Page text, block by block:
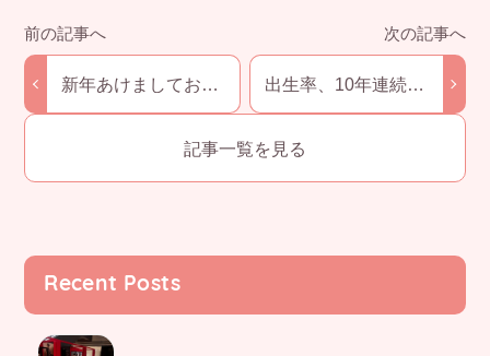
b
o
o
a Li
n
k
新年あけましておめ
出生率、10年連続過
記事一覧を見る
Recent Posts